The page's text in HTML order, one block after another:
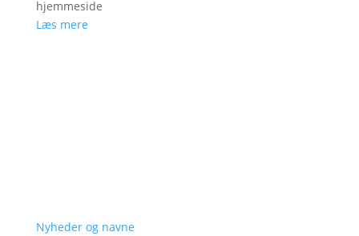
hjemmeside
Læs mere
Nyheder og navne